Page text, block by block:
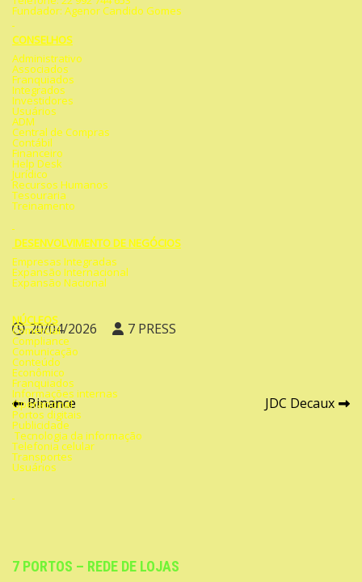
20/04/2026 7 PRESS
Navegação
de
Post
Binance JDC Decaux
Fundador: Agenor Candido Gomes
CONSELHOS
Administrativo
Associados
Franquiados
Integrados
Investidores
Usuários
ADM
Central de Compras
Contábil
Financeiro
Help Desk
Jurídico
Recursos Humanos
Tesouraria
Treinamento
DESENVOLVIMENTO DE NEGÓCIOS
Empresas Integradas
Expansão Internacional
Expansão Nacional
NÚCLEOS
Comercial
Compliance
Comunicação
Conteúdo
Econômico
Franquiados
Informações internas
Operacional
Portos digitais
Publicidade
Tecnologia da informação
Telefonia celular
Transportes
Usuários
7 PORTOS – REDE DE LOJAS